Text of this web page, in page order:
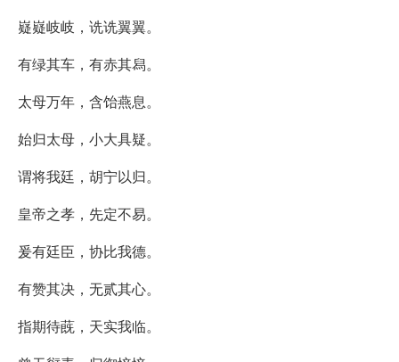
嶷嶷岐岐，诜诜翼翼。
有绿其车，有赤其舄。
太母万年，含饴燕息。
始归太母，小大具疑。
谓将我廷，胡宁以归。
皇帝之孝，先定不易。
爰有廷臣，协比我德。
有赞其决，无贰其心。
指期待蔇，天实我临。